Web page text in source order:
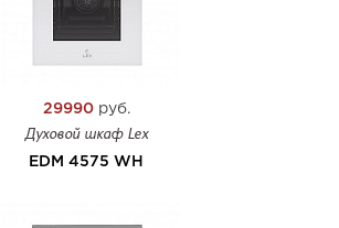
29990руб.
Духовой шкаф Lex
EDM 4575 WH